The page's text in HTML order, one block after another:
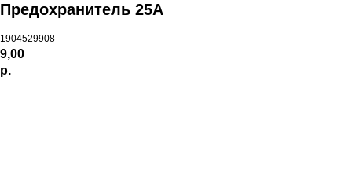
Предохранитель 25А
1904529908
9,00
р.